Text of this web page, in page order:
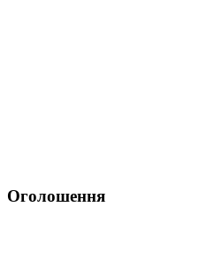
Оголошення